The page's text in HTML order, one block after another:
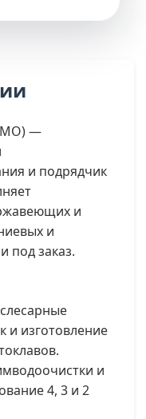
МО) —
и подрядчик
и
и
под заказ.
и изготовление
и
4, 3 и 2